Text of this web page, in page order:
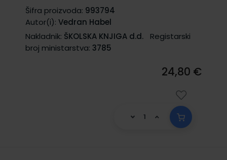
Šifra proizvoda: 993794
Autor(i): Vedran Habel
Nakladnik: ŠKOLSKA KNJIGA d.d.
Registarski
broj ministarstva: 3785
24,80 €